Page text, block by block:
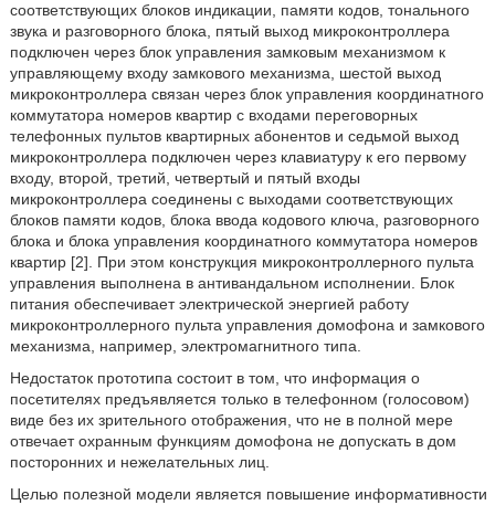
соответствующих блоков индикации, памяти кодов, тонального
звука и разговорного блока, пятый выход микроконтроллера
подключен через блок управления замковым механизмом к
управляющему входу замкового механизма, шестой выход
микроконтроллера связан через блок управления координатного
коммутатора номеров квартир с входами переговорных
телефонных пультов квартирных абонентов и седьмой выход
микроконтроллера подключен через клавиатуру к его первому
входу, второй, третий, четвертый и пятый входы
микроконтроллера соединены с выходами соответствующих
блоков памяти кодов, блока ввода кодового ключа, разговорного
блока и блока управления координатного коммутатора номеров
квартир [2]. При этом конструкция микроконтроллерного пульта
управления выполнена в антивандальном исполнении. Блок
питания обеспечивает электрической энергией работу
микроконтроллерного пульта управления домофона и замкового
механизма, например, электромагнитного типа.
Недостаток прототипа состоит в том, что информация о
посетителях предъявляется только в телефонном (голосовом)
виде без их зрительного отображения, что не в полной мере
отвечает охранным функциям домофона не допускать в дом
посторонних и нежелательных лиц.
Целью полезной модели является повышение информативности